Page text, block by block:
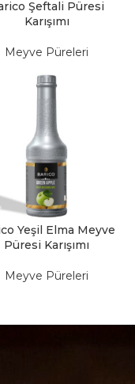
Şeftali Püresi
Karışımı
Meyve Püreleri
Yeşil Elma Meyve
Püresi Karışımı
Meyve Püreleri